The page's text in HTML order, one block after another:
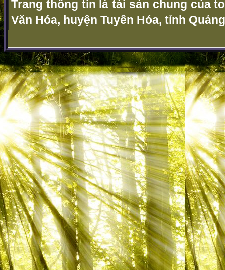
Trang thông tin là tài sản chung của
Văn Hóa, huyện Tuyên Hóa, tỉnh